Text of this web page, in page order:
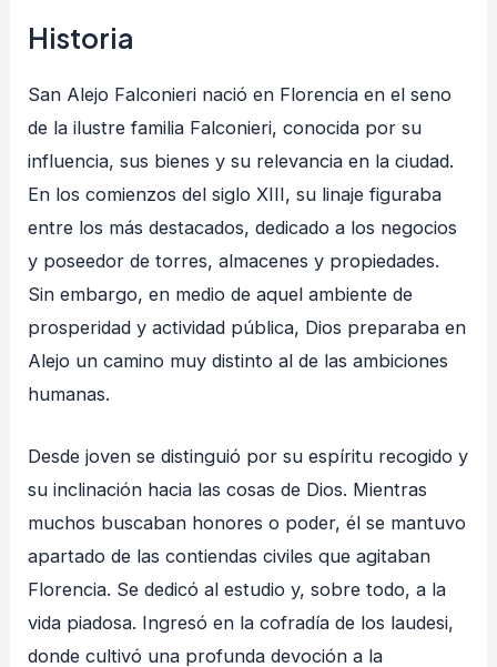
Historia
San Alejo Falconieri nació en Florencia en el seno
de la ilustre familia Falconieri, conocida por su
influencia, sus bienes y su relevancia en la ciudad.
En los comienzos del siglo XIII, su linaje figuraba
entre los más destacados, dedicado a los negocios
y poseedor de torres, almacenes y propiedades.
Sin embargo, en medio de aquel ambiente de
prosperidad y actividad pública, Dios preparaba en
Alejo un camino muy distinto al de las ambiciones
humanas.
Desde joven se distinguió por su espíritu recogido y
su inclinación hacia las cosas de Dios. Mientras
muchos buscaban honores o poder, él se mantuvo
apartado de las contiendas civiles que agitaban
Florencia. Se dedicó al estudio y, sobre todo, a la
vida piadosa. Ingresó en la cofradía de los laudesi,
donde cultivó una profunda devoción a la